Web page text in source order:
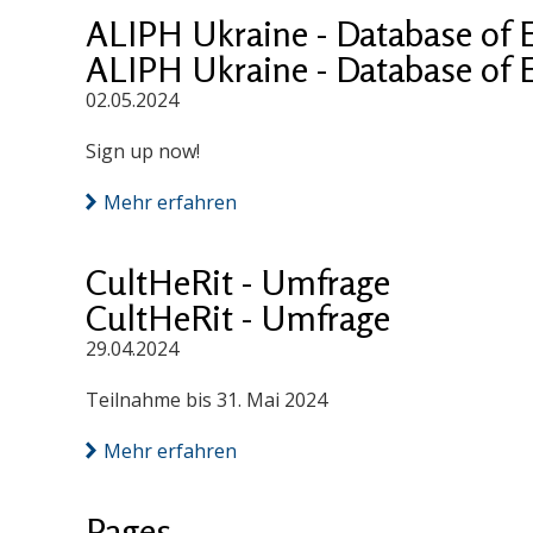
ALIPH Ukraine - Database of
ALIPH Ukraine - Database of
02.05.2024
Sign up now!
Mehr erfahren
CultHeRit - Umfrage
CultHeRit - Umfrage
29.04.2024
Teilnahme bis 31. Mai 2024
Mehr erfahren